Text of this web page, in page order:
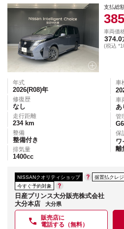
支払総
385
車両価
374.0
(税込
年式
2026(R08)年
修復歴
なし
走行距離
234 km
整備
整備付き
排気量
1400cc
車
車
あ
管
保
ワ
離
NISSANクオリティショップ
据置払クレ
今すぐ予約対象
日産プリンス大分販売株式会社
大分本店
大分県
販売店に
電話する（無料）